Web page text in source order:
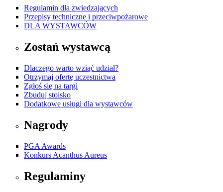
Regulamin dla zwiedzających
Przepisy techniczne i przeciwpożarowe
DLA WYSTAWCÓW
Zostań wystawcą
Dlaczego warto wziąć udział?
Otrzymaj ofertę uczestnictwa
Zgłoś się na targi
Zbuduj stoisko
Dodatkowe usługi dla wystawców
Nagrody
PGA Awards
Konkurs Acanthus Aureus
Regulaminy